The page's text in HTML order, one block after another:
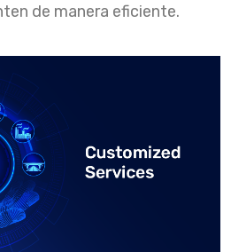
de manera eficiente.